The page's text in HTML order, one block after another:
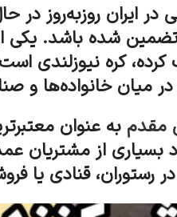
در ایران
شده باشد. یکی از
کرده، کره نیوزلندی
در میان خانواده‌ها و
مقدم به عنوان
بسیاری از مشتریان
رستوران، قنادی یا